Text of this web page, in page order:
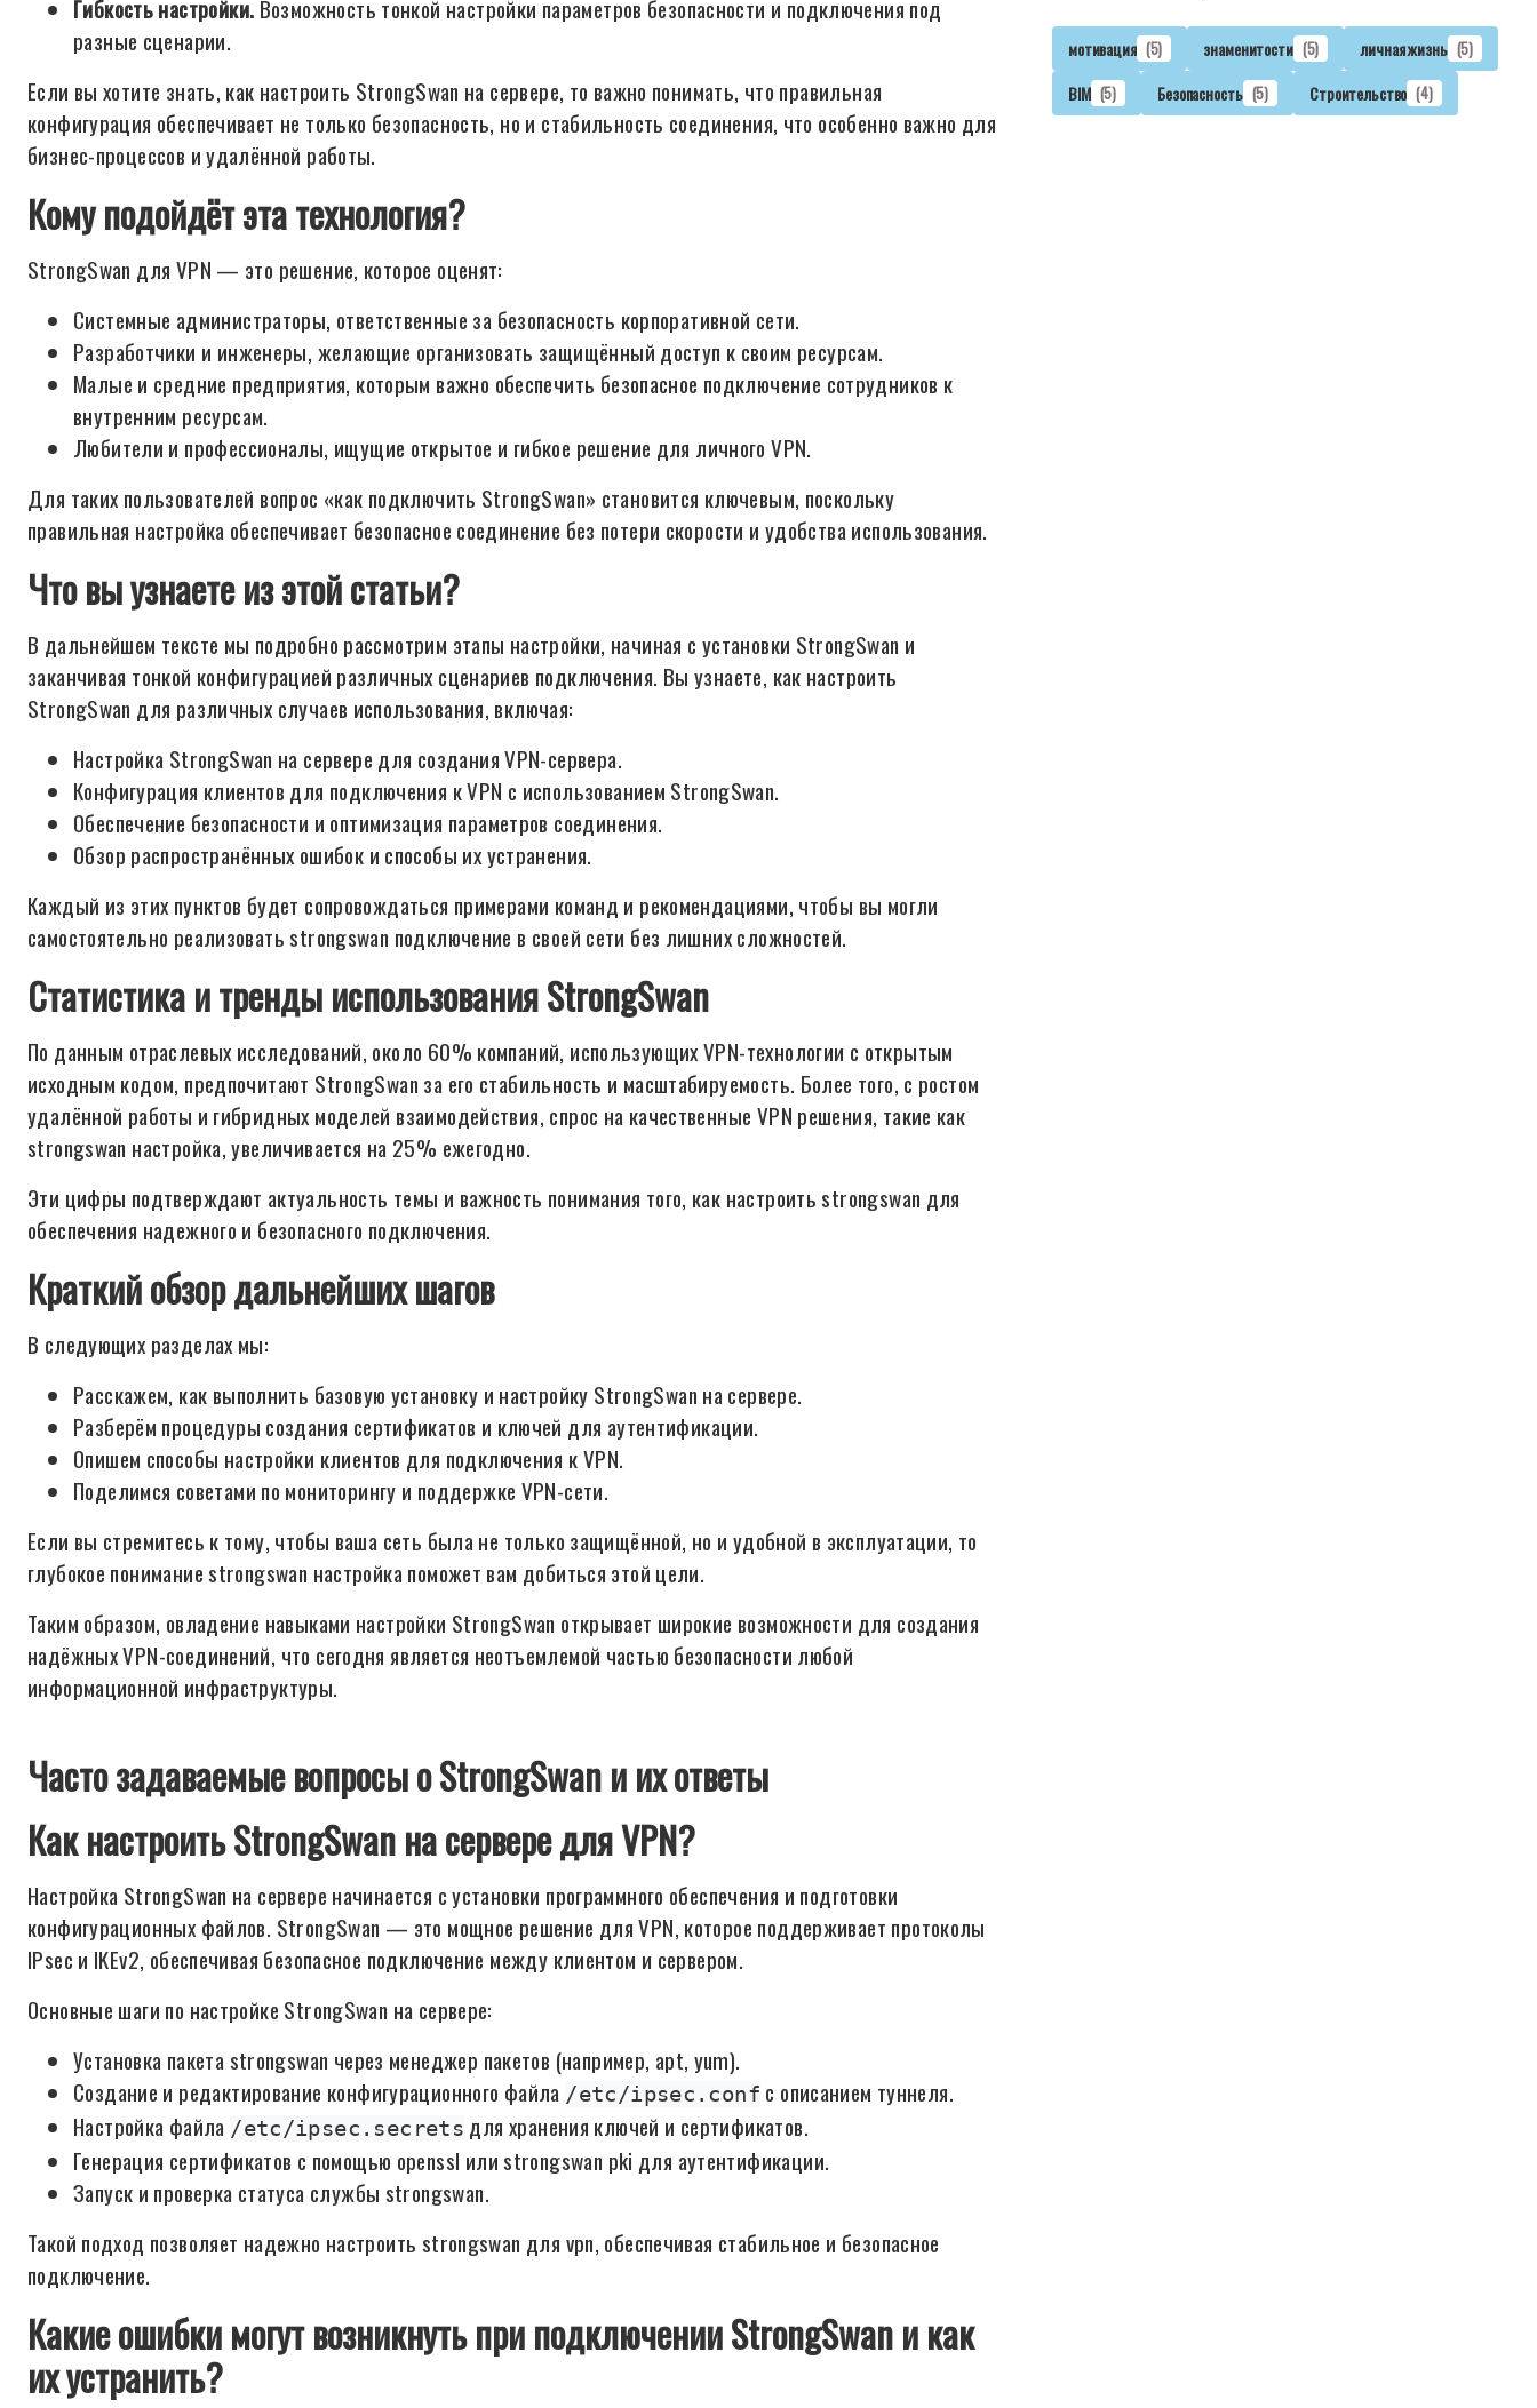
Гибкость настройки. Возможность тонкой настройки параметров безопасности и подключения под
разные сценарии.
Если вы хотите знать, как настроить StrongSwan на сервере, то важно понимать, что правильная
конфигурация обеспечивает не только безопасность, но и стабильность соединения, что особенно важно для
бизнес-процессов и удалённой работы.
Кому подойдёт эта технология?
StrongSwan для VPN — это решение, которое оценят:
Системные администраторы, ответственные за безопасность корпоративной сети.
Разработчики и инженеры, желающие организовать защищённый доступ к своим ресурсам.
Малые и средние предприятия, которым важно обеспечить безопасное подключение сотрудников к
внутренним ресурсам.
Любители и профессионалы, ищущие открытое и гибкое решение для личного VPN.
Для таких пользователей вопрос «как подключить StrongSwan» становится ключевым, поскольку
правильная настройка обеспечивает безопасное соединение без потери скорости и удобства использования.
Что вы узнаете из этой статьи?
В дальнейшем тексте мы подробно рассмотрим этапы настройки, начиная с установки StrongSwan и
заканчивая тонкой конфигурацией различных сценариев подключения. Вы узнаете, как настроить
StrongSwan для различных случаев использования, включая:
Настройка StrongSwan на сервере для создания VPN-сервера.
Конфигурация клиентов для подключения к VPN с использованием StrongSwan.
Обеспечение безопасности и оптимизация параметров соединения.
Обзор распространённых ошибок и способы их устранения.
Каждый из этих пунктов будет сопровождаться примерами команд и рекомендациями, чтобы вы могли
самостоятельно реализовать strongswan подключение в своей сети без лишних сложностей.
Статистика и тренды использования StrongSwan
По данным отраслевых исследований, около 60% компаний, использующих VPN-технологии с открытым
исходным кодом, предпочитают StrongSwan за его стабильность и масштабируемость. Более того, с ростом
удалённой работы и гибридных моделей взаимодействия, спрос на качественные VPN решения, такие как
strongswan настройка, увеличивается на 25% ежегодно.
Эти цифры подтверждают актуальность темы и важность понимания того, как настроить strongswan для
обеспечения надежного и безопасного подключения.
Краткий обзор дальнейших шагов
В следующих разделах мы:
Расскажем, как выполнить базовую установку и настройку StrongSwan на сервере.
Разберём процедуры создания сертификатов и ключей для аутентификации.
Опишем способы настройки клиентов для подключения к VPN.
Поделимся советами по мониторингу и поддержке VPN-сети.
Если вы стремитесь к тому, чтобы ваша сеть была не только защищённой, но и удобной в эксплуатации, то
глубокое понимание strongswan настройка поможет вам добиться этой цели.
Таким образом, овладение навыками настройки StrongSwan открывает широкие возможности для создания
надёжных VPN-соединений, что сегодня является неотъемлемой частью безопасности любой
информационной инфраструктуры.
Часто задаваемые вопросы о StrongSwan и их ответы
Как настроить StrongSwan на сервере для VPN?
Настройка StrongSwan на сервере начинается с установки программного обеспечения и подготовки
конфигурационных файлов. StrongSwan — это мощное решение для VPN, которое поддерживает протоколы
IPsec и IKEv2, обеспечивая безопасное подключение между клиентом и сервером.
Основные шаги по настройке StrongSwan на сервере:
Установка пакета strongswan через менеджер пакетов (например, apt, yum).
Создание и редактирование конфигурационного файла /etc/ipsec.conf с описанием туннеля.
Настройка файла /etc/ipsec.secrets для хранения ключей и сертификатов.
Генерация сертификатов с помощью openssl или strongswan pki для аутентификации.
Запуск и проверка статуса службы strongswan.
Такой подход позволяет надежно настроить strongswan для vpn, обеспечивая стабильное и безопасное
подключение.
Какие ошибки могут возникнуть при подключении StrongSwan и как
их устранить?
мотивация (5) знаменитости (5) личная жизнь (5)
BIM (5) Безопасность (5) Строительство (4)